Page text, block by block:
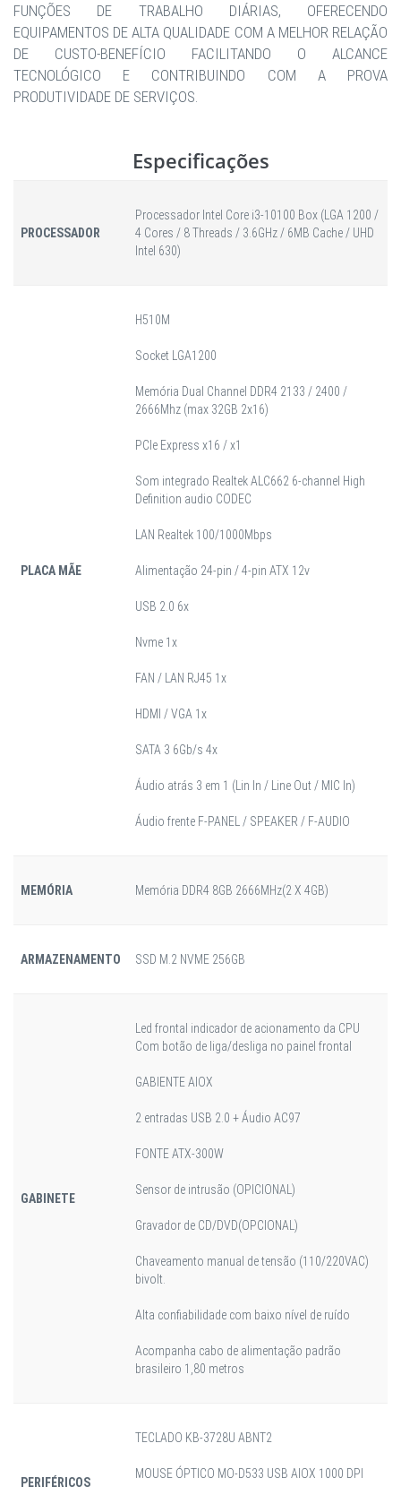
FUNÇÕES DE TRABALHO DIÁRIAS, OFERECENDO
EQUIPAMENTOS DE ALTA QUALIDADE COM A MELHOR RELAÇÃO
DE CUSTO-BENEFÍCIO FACILITANDO O ALCANCE
TECNOLÓGICO E CONTRIBUINDO COM A PROVA
PRODUTIVIDADE DE SERVIÇOS.
Especificações
PROCESSADOR
Processador Intel Core i3-10100 Box (LGA 1200 /
4 Cores / 8 Threads / 3.6GHz / 6MB Cache / UHD
Intel 630)
PLACA MÃE
H510M
Socket LGA1200
Memória Dual Channel DDR4 2133 / 2400 /
2666Mhz (max 32GB 2x16)
PCIe Express x16 / x1
Som integrado Realtek ALC662 6-channel High
Definition audio CODEC
LAN Realtek 100/1000Mbps
Alimentação 24-pin / 4-pin ATX 12v
USB 2.0 6x
Nvme 1x
FAN / LAN RJ45 1x
HDMI / VGA 1x
SATA 3 6Gb/s 4x
Áudio atrás 3 em 1 (Lin In / Line Out / MIC In)
Áudio frente F-PANEL / SPEAKER / F-AUDIO
MEMÓRIA Memória DDR4 8GB 2666MHz(2 X 4GB)
ARMAZENAMENTO SSD M.2 NVME 256GB
GABINETE
Led frontal indicador de acionamento da CPU
Com botão de liga/desliga no painel frontal
GABIENTE AIOX
2 entradas USB 2.0 + Áudio AC97
FONTE ATX-300W
Sensor de intrusão (OPICIONAL)
Gravador de CD/DVD(OPCIONAL)
Chaveamento manual de tensão (110/220VAC)
bivolt.
Alta confiabilidade com baixo nível de ruído
Acompanha cabo de alimentação padrão
brasileiro 1,80 metros
PERIFÉRICOS
TECLADO KB-3728U ABNT2
MOUSE ÓPTICO MO-D533 USB AIOX 1000 DPI